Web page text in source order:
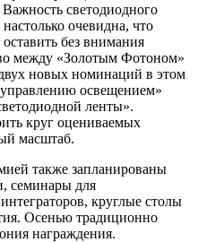
светодиодного
очевидна, что
без внимания
между «Золотым Фотоном»
новых номинаций в этом
освещением»
ленты».
круг оцениваемых
масштаб.
также запланированы
семинары для
круглые столы
Осенью традиционно
награждения.